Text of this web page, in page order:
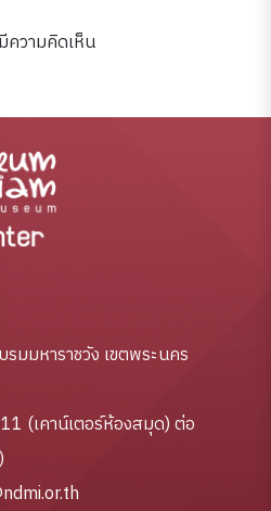
ความคิดเห็น
มมหาราชวัง เขตพระนคร
(เคาน์เตอร์ห้องสมุด) ต่อ